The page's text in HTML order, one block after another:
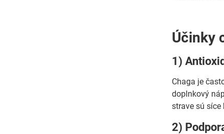
Účinky
1)
Chaga je
doplnkový
strave sú
2)